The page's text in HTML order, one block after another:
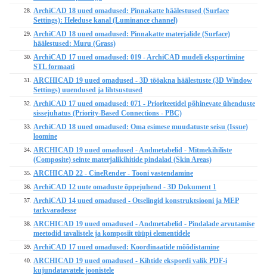
28.
ArchiCAD 18 uued omadused: Pinnakatte häälestused (Surface
Settings): Heleduse kanal (Luminance channel)
29.
ArchiCAD 18 uued omadused: Pinnakatte materjalide (Surface)
häälestused: Muru (Grass)
30.
ArchiCAD 17 uued omadused: 019 - ArchiCAD mudeli eksportimine
STL formaati
31.
ARCHICAD 19 uued omadused - 3D tööakna häälestuste (3D Window
Settings) uuendused ja lihtsustused
32.
ArchiCAD 17 uued omadused: 071 - Prioriteetidel põhinevate ühenduste
sissejuhatus (Priority-Based Connections - PBC)
33.
ArchiCAD 18 uued omadused: Oma esimese muudatuste seisu (Issue)
loomine
34.
ARCHICAD 19 uued omadused - Andmetabelid - Mitmekihiliste
(Composite) seinte materjalikihitide pindalad (Skin Areas)
35. ARCHICAD 22 - CineRender - Tooni vastendamine
36. ArchiCAD 12 uute omaduste õppejuhend - 3D Dokument 1
37.
ArchiCAD 14 uued omadused - Otselingid konstruktsiooni ja MEP
tarkvaradesse
38.
ARCHICAD 19 uued omadused - Andmetabelid - Pindalade arvutamise
meetodid tavalistele ja komposiit tüüpi elementidele
39. ArchiCAD 17 uued omadused: Koordinaatide mõõdistamine
40.
ARCHICAD 19 uued omadused - Kihtide ekspordi valik PDF-i
kujundatavatele joonistele